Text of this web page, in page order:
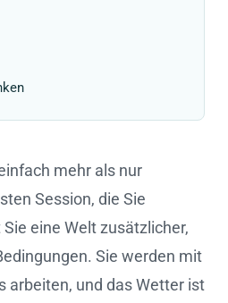
mehr als nur
Session, die Sie
eine Welt zusätzlicher,
Sie werden mit
arbeiten, und das Wetter ist